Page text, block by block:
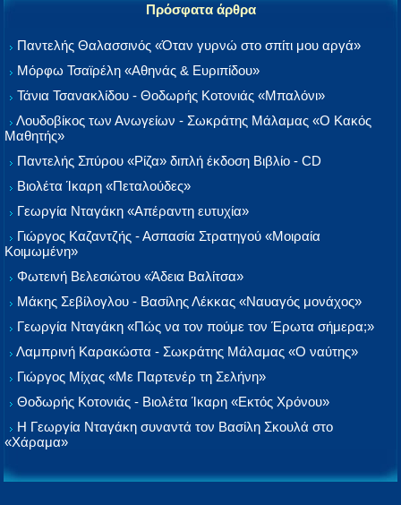
Πρόσφατα άρθρα
Παντελής Θαλασσινός «Όταν γυρνώ στο σπίτι μου αργά»
Μόρφω Τσαϊρέλη «Αθηνάς & Ευριπίδου»
Τάνια Τσανακλίδου - Θοδωρής Κοτονιάς «Μπαλόνι»
Λουδοβίκος των Ανωγείων - Σωκράτης Μάλαμας «Ο Κακός
Μαθητής»
Παντελής Σπύρου «Ρίζα» διπλή έκδοση Βιβλίο - CD
Βιολέτα Ίκαρη «Πεταλούδες»
Γεωργία Νταγάκη «Aπέραντη ευτυχία»
Γιώργος Καζαντζής - Ασπασία Στρατηγού «Μοιραία
Κοιμωμένη»
Φωτεινή Βελεσιώτου «Άδεια Βαλίτσα»
Μάκης Σεβίλογλου - Βασίλης Λέκκας «Ναυαγός μονάχος»
Γεωργία Νταγάκη «Πώς να τον πούμε τον Έρωτα σήμερα;»
Λαμπρινή Καρακώστα - Σωκράτης Μάλαμας «Ο ναύτης»
Γιώργος Μίχας «Με Παρτενέρ τη Σελήνη»
Θοδωρής Κοτονιάς - Βιολέτα Ίκαρη «Εκτός Χρόνου»
Η Γεωργία Νταγάκη συναντά τον Βασίλη Σκουλά στο
«Χάραμα»